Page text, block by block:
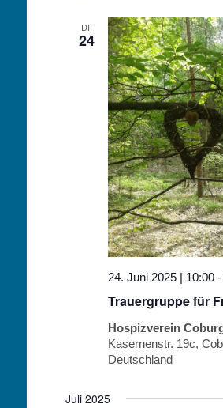
DI.
24
Trauergruppe für
24. Juni 2025 | 10:00 -
Hospizverein
Kasernenstr. 19c,
Deutschland
Juli 2025